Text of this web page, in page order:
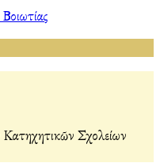
Κατηχητικῶν Σχολείων